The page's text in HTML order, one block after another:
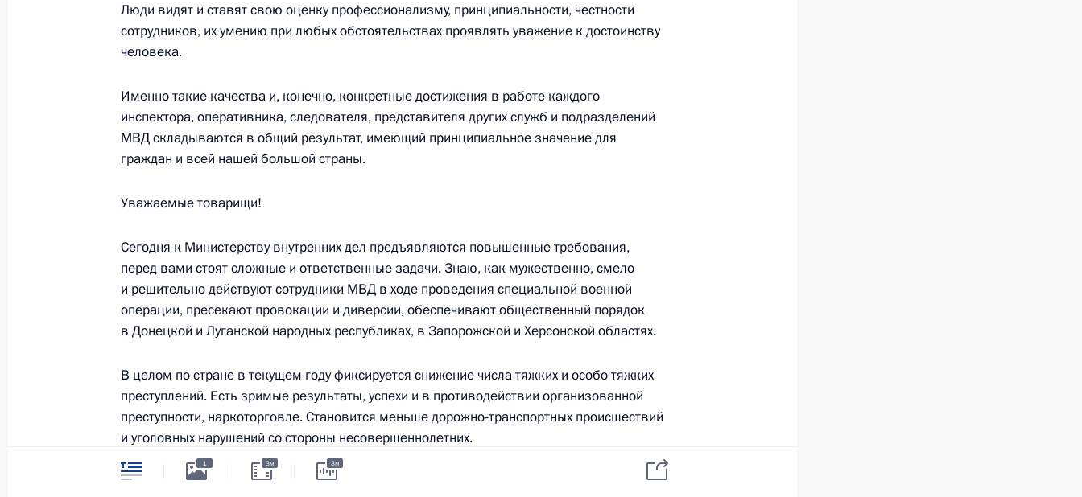
Президента
России
Структура
Видео и фото
Документы
Контакты
Для СМИ
Подписаться
Справочник
Версия для людей
с ограниченными
возможностями
English
ресурсы
Президента России
Государственная
символика
Обратиться к Президенту
Кремлю
Владимир Путин —
личный сайт
Дикая природа России
сетевые ресурсы
Президента России
ВКонтакте
Rutube
Telegram-канал
техническая
информация
Об использовании
информации сайта
О персональных
данных пользователей
Все материалы сайта
Creative Commons
Администрация
Президента России
Люди видят и ставят свою оценку профессионализму, принципиальности, честности
сотрудников, их умению при любых обстоятельствах проявлять уважение к достоинству
человека.
Именно такие качества и, конечно, конкретные достижения в работе каждого
инспектора, оперативника, следователя, представителя других служб и подразделений
МВД складываются в общий результат, имеющий принципиальное значение для
граждан и всей нашей большой страны.
Уважаемые товарищи!
Сегодня к Министерству внутренних дел предъявляются повышенные требования,
перед вами стоят сложные и ответственные задачи. Знаю, как мужественно, смело
и решительно действуют сотрудники МВД в ходе проведения специальной военной
операции, пресекают провокации и диверсии, обеспечивают общественный порядок
в Донецкой и Луганской народных республиках, в Запорожской и Херсонской областях.
В целом по стране в текущем году фиксируется снижение числа тяжких и особо тяжких
преступлений. Есть зримые результаты, успехи и в противодействии организованной
преступности, наркоторговле. Становится меньше дорожно-транспортных происшествий
и уголовных нарушений со стороны несовершеннолетних.
Жду от вас и в дальнейшем слаженной, настойчивой работы, нацеленной
1 3м 3м